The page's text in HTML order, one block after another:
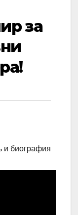
за